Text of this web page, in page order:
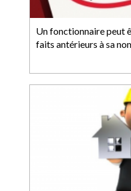
Un fonctionnaire peut
faits antérieurs à sa